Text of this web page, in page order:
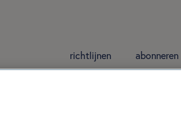
richtlijnen abonneren